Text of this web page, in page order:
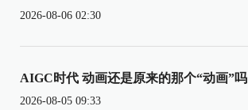
2026-08-06 02:30
AIGC时代 动画还是原来的那个“动画”吗
2026-08-05 09:33